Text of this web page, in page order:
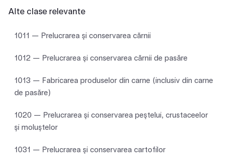
Alte clase relevante
1011 — Prelucrarea şi conservarea cărnii
1012 — Prelucrarea şi conservarea cărnii de pasăre
1013 — Fabricarea produselor din carne (inclusiv din carne
de pasăre)
1020 — Prelucrarea şi conservarea peştelui, crustaceelor
şi moluştelor
1031 — Prelucrarea şi conservarea cartofilor